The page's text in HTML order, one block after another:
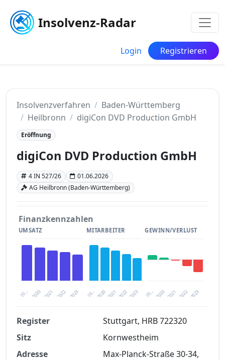
Insolvenz-Radar
Login Registrieren
Insolvenzverfahren
Baden-Württemberg
Heilbronn
digiCon DVD Production GmbH
Eröffnung
digiCon DVD Production GmbH
4 IN 527/26
01.06.2026
AG Heilbronn (Baden-Württemberg)
Finanzkennzahlen
UMSATZ
20… 2021 2023
2020 2022
MITARBEITER
20… 2021 2023
2020 2022
GEWINN/VERLUST
20… 2021 2023
2020 2022
Finanzkennzahlen nach kostenloser
Registrierung verfügbar
Register
Stuttgart, HRB 722320
Sitz
Kornwestheim
Adresse
Max-Planck-Straße 30-34,